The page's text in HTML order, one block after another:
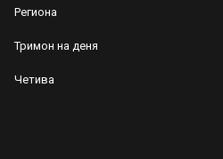
Региона
Тримон на деня
Четива